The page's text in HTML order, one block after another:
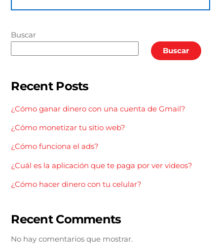
Buscar
Buscar
Recent Posts
¿Cómo ganar dinero con una cuenta de Gmail?
¿Cómo monetizar tu sitio web?
¿Cómo funciona el ads?
¿Cuál es la aplicación que te paga por ver videos?
¿Cómo hacer dinero con tu celular?
Recent Comments
No hay comentarios que mostrar.